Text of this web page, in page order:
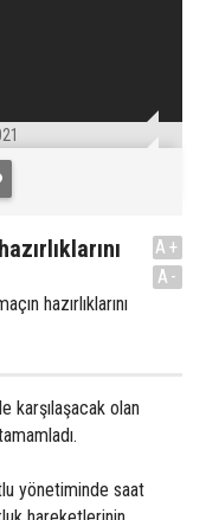
hazırlıklarını
A+
A-
karşılaşacak olan
yönetiminde saat